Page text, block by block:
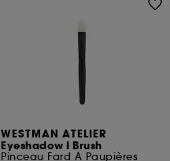
WESTMAN ATELIER
Eyeshadow I Brush
Pinceau Fard À Paupières